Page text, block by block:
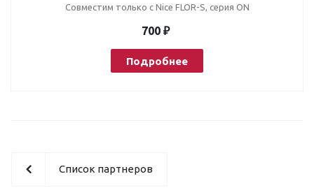
Совместим только с Nice FLOR-S, серия ON
700 ₽
Подробнее
Список партнеров